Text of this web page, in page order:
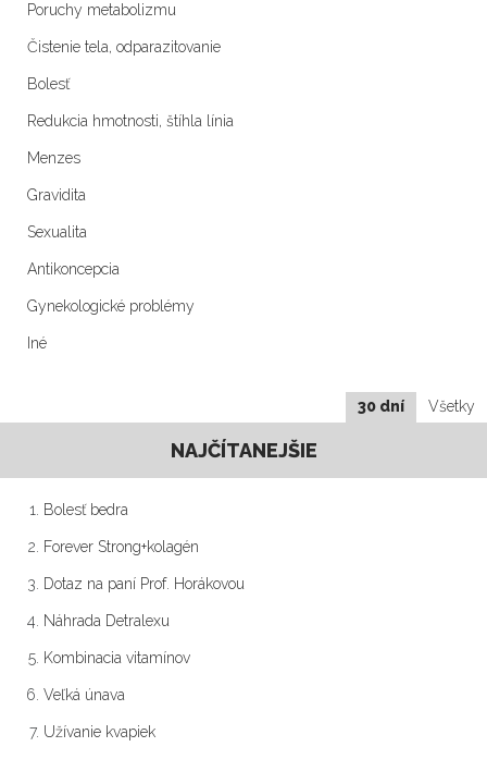
Poruchy metabolizmu
Čistenie tela, odparazitovanie
Bolesť
Redukcia hmotnosti, štíhla línia
Menzes
Gravidita
Sexualita
Antikoncepcia
Gynekologické problémy
Iné
30 dní Všetky
NAJČÍTANEJŠIE
Bolesť bedra
Forever Strong+kolagén
Dotaz na paní Prof. Horákovou
Náhrada Detralexu
Kombinacia vitamínov
Veľká únava
Užívanie kvapiek